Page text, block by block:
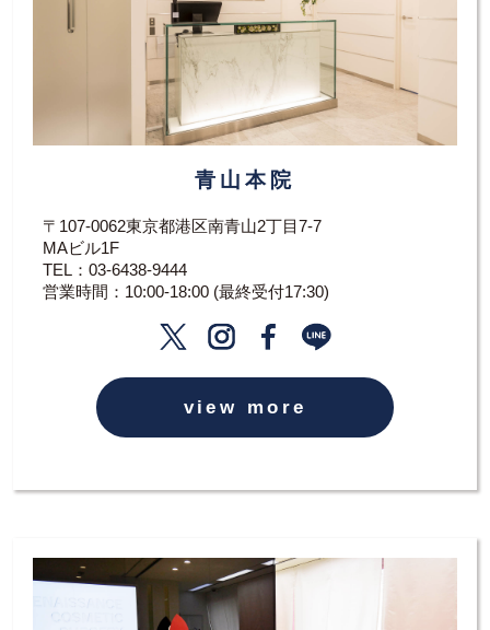
青山本院
〒107-0062東京都港区南青山2丁目7-7
MAビル1F
TEL： 03-6438-9444
営業時間：10:00-18:00 (最終受付17:30)
view more